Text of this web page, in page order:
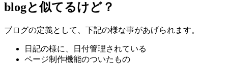
blogと似てるけど？
ブログの定義として、下記の様な事があげられます。
日記の様に、日付管理されている
ページ制作機能のついたもの